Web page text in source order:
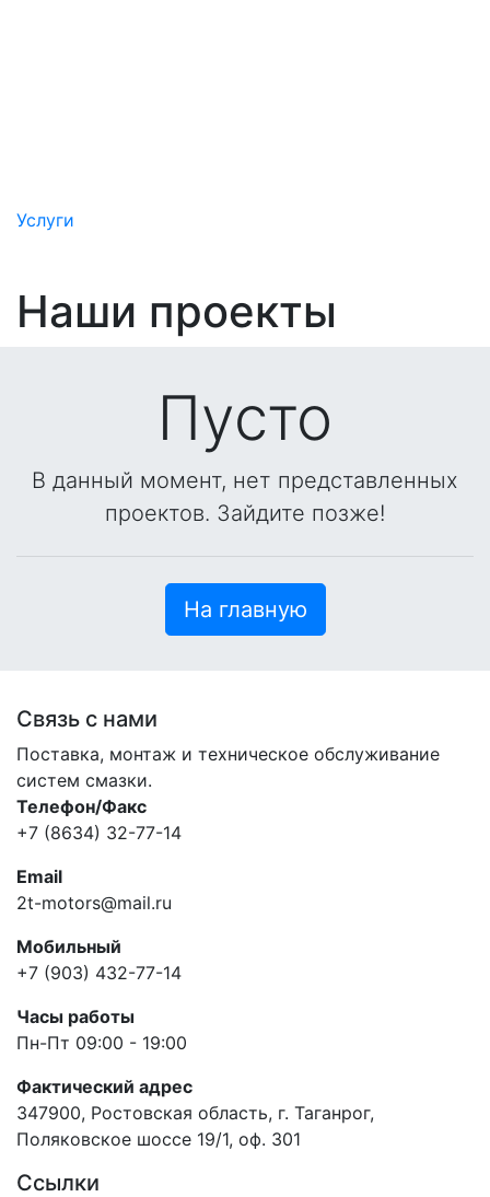
Услуги
Наши проекты
Пусто
В данный момент, нет представленных
проектов. Зайдите позже!
На главную
Связь с нами
Поставка, монтаж и техническое обслуживание
систем смазки.
Телефон/Факс
+7 (8634) 32-77-14
Email
2t-motors@mail.ru
Мобильный
+7 (903) 432-77-14
Часы работы
Пн-Пт 09:00 - 19:00
Фактический адрес
347900, Ростовская область, г. Таганрог,
Поляковское шоссе 19/1, оф. 301
Ссылки